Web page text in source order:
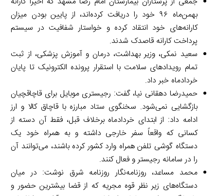
بهمن‌ماه ۹۶ خود را دریافت کرده‌اند، از پایین بودن میزان
کارانه‌های خود انتقاد کرده و خواستار شفافیت در سیستم
پرداخت کارانه قاصدک شدند.
سعید نمکی، وزیر بهداشت، درمان و آموزش پزشکی، از ثبت
تمام رویدادهای سلامت با استقرار پرونده الکترونیک تا پایان
خردادماه خبر داد.
حمیدرضا دهقانی نیا، گفت: رجیستری موبایل برای قاچاقچیان
بازگشایی نمی‌شود. سخنگوی ستاد مبارزه با قاچاق کالا و ارز
ادامه داد: از ابتدای خردادماه برخلاف قبل، فقط آن دسته از
کسانی که واقعاً سفر خارجی داشته و به همراه خود یک
دستگاه گوشی تلفن همراه وارد کشور کرده باشند، می‌توانند آن
را در سامانه رجیستر و فعال کنند.
محمد مساعد، روزنامه‌نگار روزنامه شرق نوشت: در میان
دستگاه‌های زیر نظر قوه مجریه که از قضا بیشترین حضور و